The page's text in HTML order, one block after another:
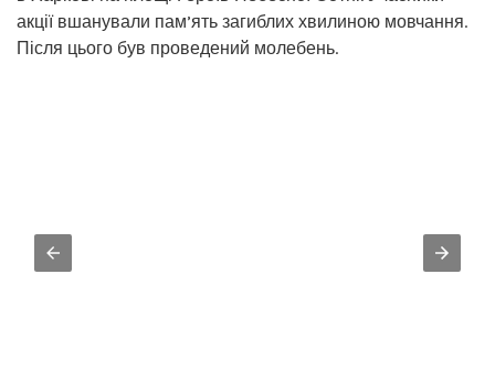
акції вшанували пам’ять загиблих хвилиною мовчання.
Після цього був проведений молебень.